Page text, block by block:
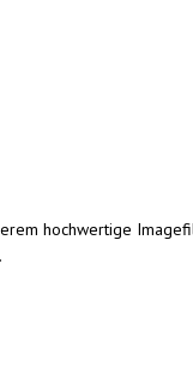
hochwertige